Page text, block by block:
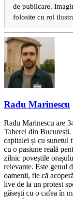
de publicare.
folosite cu rol
Radu Marinescu
Radu Marinescu are
Taberei din
capitalei și cu sunetul
cu o pasiune reală
zilnic poveștile
relevante. Este genul
oamenii, fie că
live de la un protest
găsești cu o cafea în